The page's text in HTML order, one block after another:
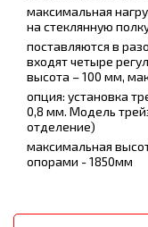
максимальная
на стеклянную
поставляются в
входят четыре
высота – 100 мм,
опция: установка
0,8 мм. Модель
отделение)
максимальная
опорами - 1850мм